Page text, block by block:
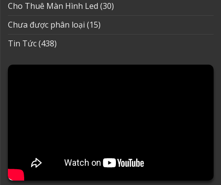
Cho Thuê Màn Hình Led (30)
Chưa được phân loại (15)
Tin Tức(438)